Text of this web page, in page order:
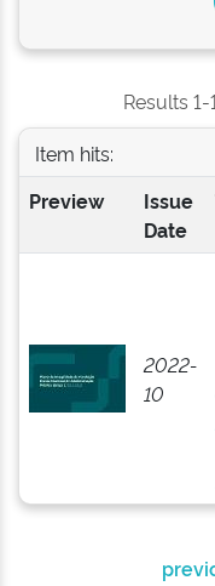
Results
Item hits:
Preview
Issue
Date
2022-
10